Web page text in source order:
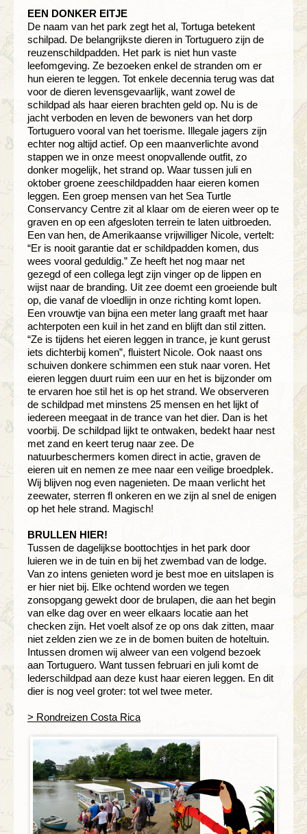
EEN DONKER EITJE
De naam van het park zegt het al, Tortuga betekent
schilpad. De belangrijkste dieren in Tortuguero zijn de
reuzenschildpadden. Het park is niet hun vaste
leefomgeving. Ze bezoeken enkel de stranden om er
hun eieren te leggen. Tot enkele decennia terug was dat
voor de dieren levensgevaarlijk, want zowel de
schildpad als haar eieren brachten geld op. Nu is de
jacht verboden en leven de bewoners van het dorp
Tortuguero vooral van het toerisme. Illegale jagers zijn
echter nog altijd actief. Op een maanverlichte avond
stappen we in onze meest onopvallende outfit, zo
donker mogelijk, het strand op. Waar tussen juli en
oktober groene zeeschildpadden haar eieren komen
leggen. Een groep mensen van het Sea Turtle
Conservancy Centre zit al klaar om de eieren weer op te
graven en op een afgesloten terrein te laten uitbroeden.
Een van hen, de Amerikaanse vrijwilliger Nicole, vertelt:
“Er is nooit garantie dat er schildpadden komen, dus
wees vooral geduldig.” Ze heeft het nog maar net
gezegd of een collega legt zijn vinger op de lippen en
wijst naar de branding. Uit zee doemt een groeiende bult
op, die vanaf de vloedlijn in onze richting komt lopen.
Een vrouwtje van bijna een meter lang graaft met haar
achterpoten een kuil in het zand en blijft dan stil zitten.
“Ze is tijdens het eieren leggen in trance, je kunt gerust
iets dichterbij komen”, fluistert Nicole. Ook naast ons
schuiven donkere schimmen een stuk naar voren. Het
eieren leggen duurt ruim een uur en het is bijzonder om
te ervaren hoe stil het is op het strand. We observeren
de schildpad met minstens 25 mensen en het lijkt of
iedereen meegaat in de trance van het dier. Dan is het
voorbij. De schildpad lijkt te ontwaken, bedekt haar nest
met zand en keert terug naar zee. De
natuurbeschermers komen direct in actie, graven de
eieren uit en nemen ze mee naar een veilige broedplek.
Wij blijven nog even nagenieten. De maan verlicht het
zeewater, sterren fl onkeren en we zijn al snel de enigen
op het hele strand. Magisch!
BRULLEN HIER!
Tussen de dagelijkse boottochtjes in het park door
luieren we in de tuin en bij het zwembad van de lodge.
Van zo intens genieten word je best moe en uitslapen is
er hier niet bij. Elke ochtend worden we tegen
zonsopgang gewekt door de brulapen, die aan het begin
van elke dag over en weer elkaars locatie aan het
checken zijn. Het voelt alsof ze op ons dak zitten, maar
niet zelden zien we ze in de bomen buiten de hoteltuin.
Intussen dromen wij alweer van een volgend bezoek
aan Tortuguero. Want tussen februari en juli komt de
lederschildpad aan deze kust haar eieren leggen. En dit
dier is nog veel groter: tot wel twee meter.
> Rondreizen Costa Rica